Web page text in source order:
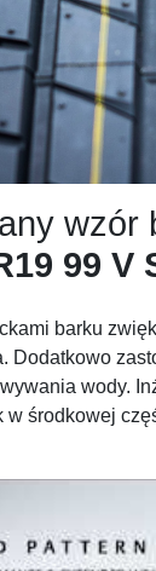
wzór
99 V
barku
Dodatkowo
wody.
w środkowej